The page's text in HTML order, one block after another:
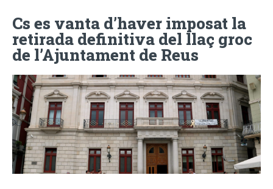
Cs es vanta d’haver imposat la
retirada definitiva del llaç groc
de l’Ajuntament de Reus